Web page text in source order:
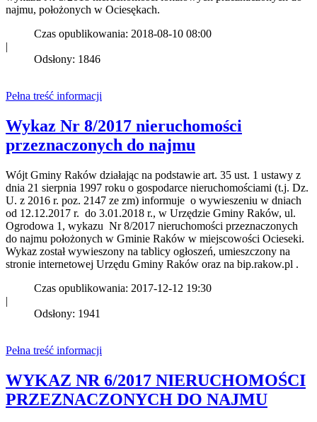
najmu, położonych w Ociesękach.
Czas opublikowania: 2018-08-10 08:00
|
Odsłony: 1846
Pełna treść informacji
Wykaz Nr 8/2017 nieruchomości
przeznaczonych do najmu
Wójt Gminy Raków działając na podstawie art. 35 ust. 1 ustawy z
dnia 21 sierpnia 1997 roku o gospodarce nieruchomościami (t.j. Dz.
U. z 2016 r. poz. 2147 ze zm) informuje o wywieszeniu w dniach
od 12.12.2017 r. do 3.01.2018 r., w Urzędzie Gminy Raków, ul.
Ogrodowa 1, wykazu Nr 8/2017 nieruchomości przeznaczonych
do najmu położonych w Gminie Raków w miejscowości Ocieseki.
Wykaz został wywieszony na tablicy ogłoszeń, umieszczony na
stronie internetowej Urzędu Gminy Raków oraz na bip.rakow.pl .
Czas opublikowania: 2017-12-12 19:30
|
Odsłony: 1941
Pełna treść informacji
WYKAZ NR 6/2017 NIERUCHOMOŚCI
PRZEZNACZONYCH DO NAJMU